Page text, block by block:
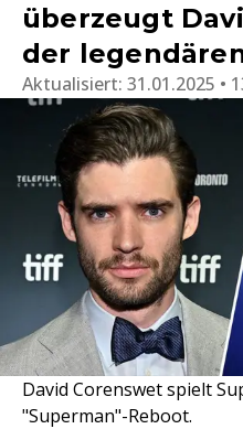
überzeugt
der
Aktualisiert: 31.01.2025 •
David Corenswet spielt
"Superman"-Reboot.